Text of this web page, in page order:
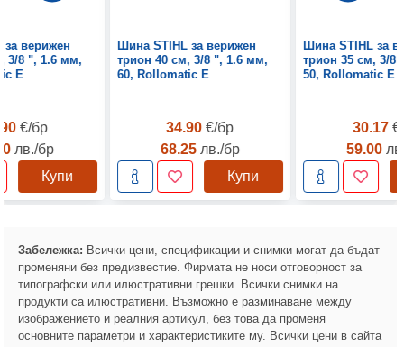
верижен
3/8 ", 1.6 мм,
E
€/бр
лв./бр
Купи
Шина STIHL за верижен
трион 40 см, 3/8 ", 1.6 мм,
60, Rollomatic E
34.90€/бр
68.25 лв./бр
Купи
Шина STIHL за
трион 35 см, 3/8
50, Rollomatic E
30.17
59.00
Забележка: Всички цени, спецификации и снимки могат да бъдат
променяни без предизвестие. Фирмата не носи отговорност за
типографски или илюстративни грешки. Всички снимки на
продукти са илюстративни. Възможно е разминаване между
изображението и реалния артикул, без това да променя
основните параметри и характеристиките му. Всички цени в сайта